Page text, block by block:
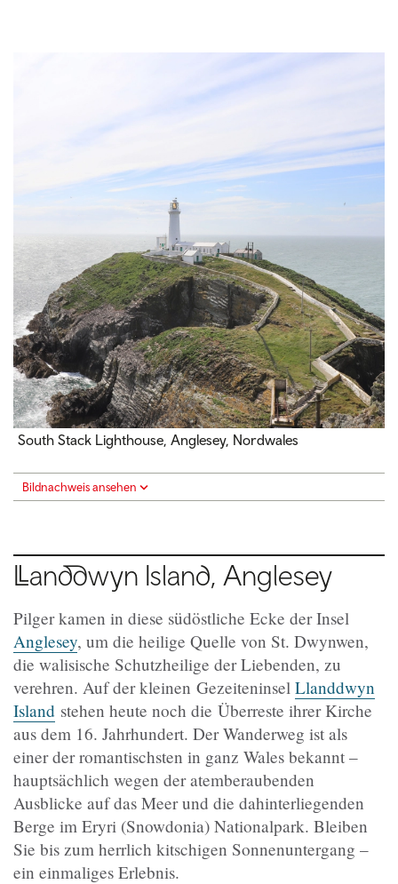
South Stack Lighthouse, Anglesey, Nordwales
Bildnachweis ansehen
Llanddwyn Island, Anglesey
Pilger kamen in diese südöstliche Ecke der Insel
Anglesey, um die heilige Quelle von St. Dwynwen,
die walisische Schutzheilige der Liebenden, zu
verehren. Auf der kleinen Gezeiteninsel Llanddwyn
Island stehen heute noch die Überreste ihrer Kirche
aus dem 16. Jahrhundert. Der Wanderweg ist als
einer der romantischsten in ganz Wales bekannt –
hauptsächlich wegen der atemberaubenden
Ausblicke auf das Meer und die dahinterliegenden
Berge im Eryri (Snowdonia) Nationalpark. Bleiben
Sie bis zum herrlich kitschigen Sonnenuntergang –
ein einmaliges Erlebnis.